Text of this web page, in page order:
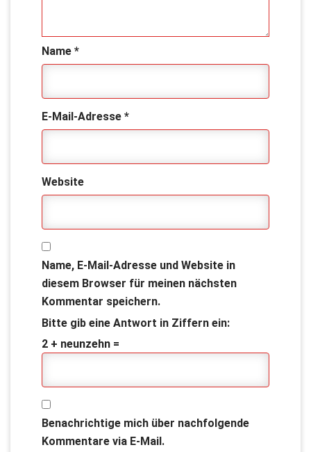
Name *
E-Mail-Adresse *
Website
Name, E-Mail-Adresse und Website in
diesem Browser für meinen nächsten
Kommentar speichern.
Bitte gib eine Antwort in Ziffern ein:
2 + neunzehn =
Benachrichtige mich über nachfolgende
Kommentare via E-Mail.